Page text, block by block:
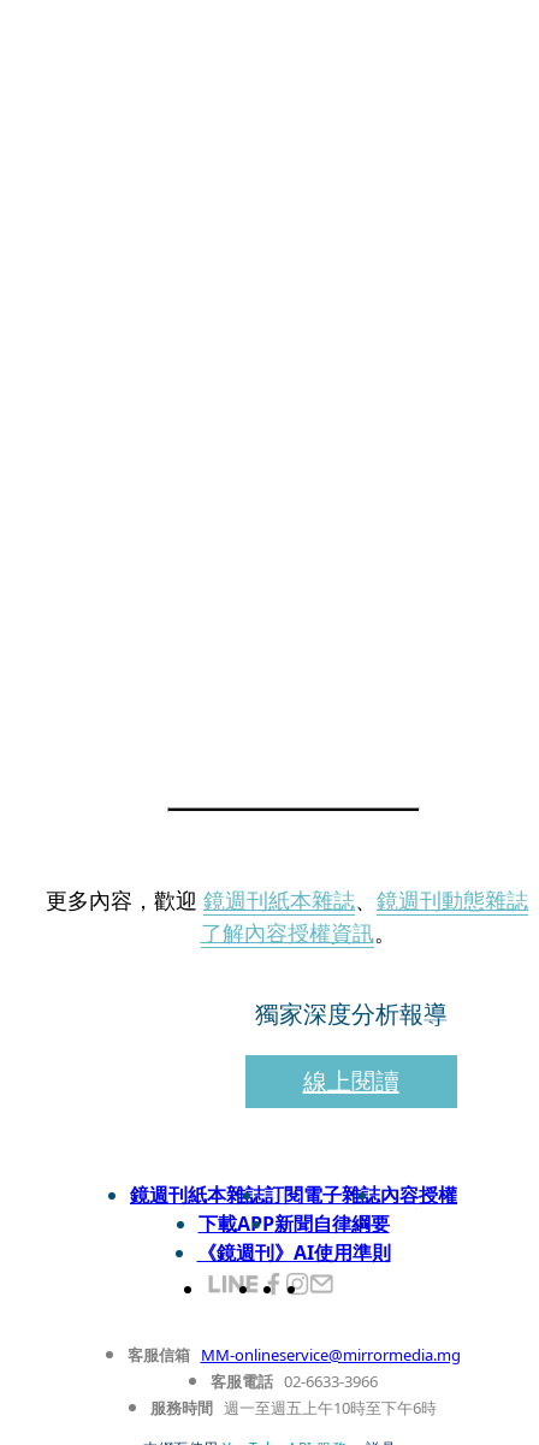
更多內容，歡迎 鏡週刊紙本雜誌、 鏡週刊動態雜誌
了解內容授權資訊。
獨家深度分析報導
線上閱讀
鏡週刊紙本雜誌訂閱電子雜誌內容授權
下載APP新聞自律綱要
《鏡週刊》AI使用準則
客服信箱 MM-onlineservice@mirrormedia.mg
客服電話 02-6633-3966
服務時間 週一至週五上午10時至下午6時